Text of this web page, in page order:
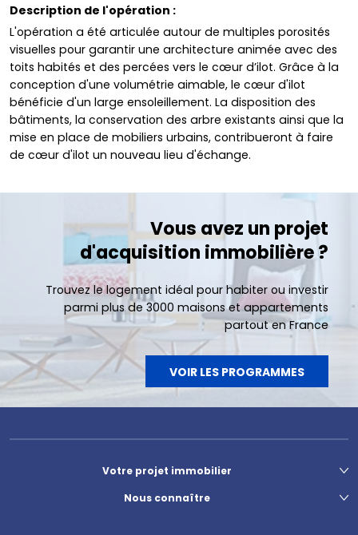
Description de l'opération :
L'opération a été articulée autour de multiples porosités
visuelles pour garantir une architecture animée avec des
toits habités et des percées vers le cœur d’ilot. Grâce à la
conception d'une volumétrie aimable, le cœur d'ilot
bénéficie d'un large ensoleillement. La disposition des
bâtiments, la conservation des arbre existants ainsi que la
mise en place de mobiliers urbains, contribueront à faire
de cœur d'ilot un nouveau lieu d'échange.
Vous avez un projet
d'acquisition immobilière ?
Trouvez le logement idéal pour habiter ou investir
parmi plus de 3000 maisons et appartements
partout en France
VOIR LES PROGRAMMES
Votre projet immobilier
Nous connaître